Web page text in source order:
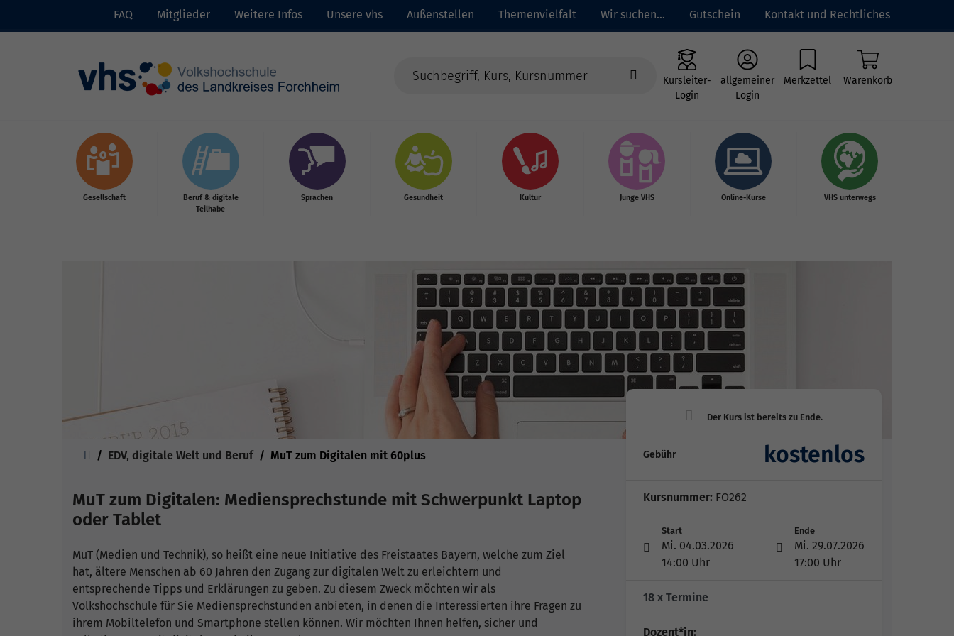
FAQ Mitglieder Weitere Infos Unsere vhs Außenstellen Themenvielfalt Wir suchen... Gutschein Kontakt und Rechtliches
Kursleiter-
Login
allgemeiner
Login
Merkzettel Warenkorb
Gesellschaft
Beruf & digitale
Teilhabe
Sprachen Gesundheit Kultur Junge VHS Online-Kurse VHS unterwegs
EDV, digitale Welt und Beruf MuT zum Digitalen mit 60plus
MuT zum Digitalen: Mediensprechstunde mit Schwerpunkt Laptop
oder Tablet
MuT (Medien und Technik), so heißt eine neue Initiative des Freistaates Bayern, welche zum Ziel
hat, ältere Menschen ab 60 Jahren den Zugang zur digitalen Welt zu erleichtern und
entsprechende Tipps und Erklärungen zu geben. Zu diesem Zweck möchten wir als
Volkshochschule für Sie Mediensprechstunden anbieten, in denen die Interessierten ihre Fragen zu
ihrem Mobiltelefon und Smartphone stellen können. Wir möchten Ihnen helfen, sicher und
Gebühr kostenlos
Kursnummer: FO262
Start
Mi. 04.03.2026
14:00 Uhr
Ende
Mi. 29.07.2026
17:00 Uhr
18 x Termine
Dozent*in: